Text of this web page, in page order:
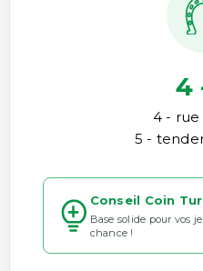
4
4 - rue
5 -
Conseil Coin
Base solide pour vos
chance !